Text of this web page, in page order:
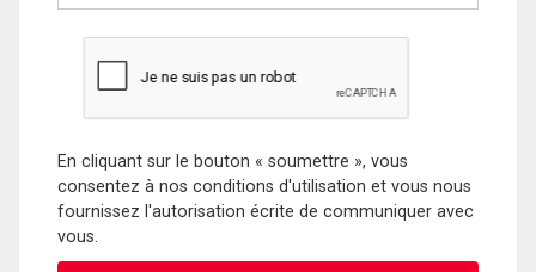
En cliquant sur le bouton « soumettre », vous
consentez à nos conditions d'utilisation et vous nous
fournissez l'autorisation écrite de communiquer avec
vous.